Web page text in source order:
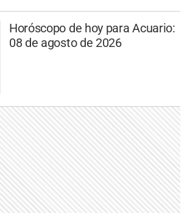
Horóscopo de hoy para Acuario:
08 de agosto de 2026